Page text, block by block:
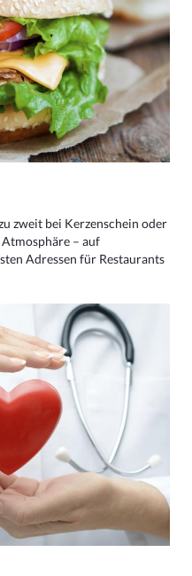
zweit bei Kerzenschein oder
– auf
Adressen für Restaurants